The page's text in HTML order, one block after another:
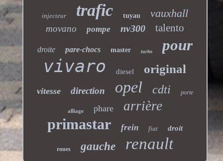
injecteur trafic tuyau vauxhall
movano pompe nv300 talento
droite pare-chocs master turbo pour
vivaro diesel original
vitesse direction opel cdti porte
alliage phare arrière
primastar frein fiat droit
roues gauche renault